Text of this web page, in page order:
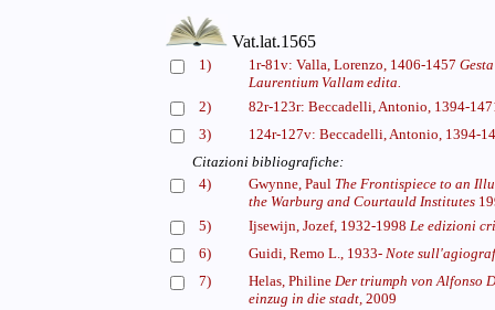
Vat.lat.1565
1) 1r-81v: Valla, Lorenzo, 1406-1457
Laurentium Vallam edita.
2)
82r-123r: Beccadelli, Antonio, 1394-
3)
124r-127v: Beccadelli, Antonio, 1394-
Citazioni bibliografiche:
4)
Gwynne, Paul The Frontispiece to an
the Warburg and Courtauld Institutes
5)
Ijsewijn, Jozef, 1932-1998 Le edizioni
6)
Guidi, Remo L., 1933- Note
7)
Helas, Philine Der triumph von Alfonso
einzug in die stadt, 2009